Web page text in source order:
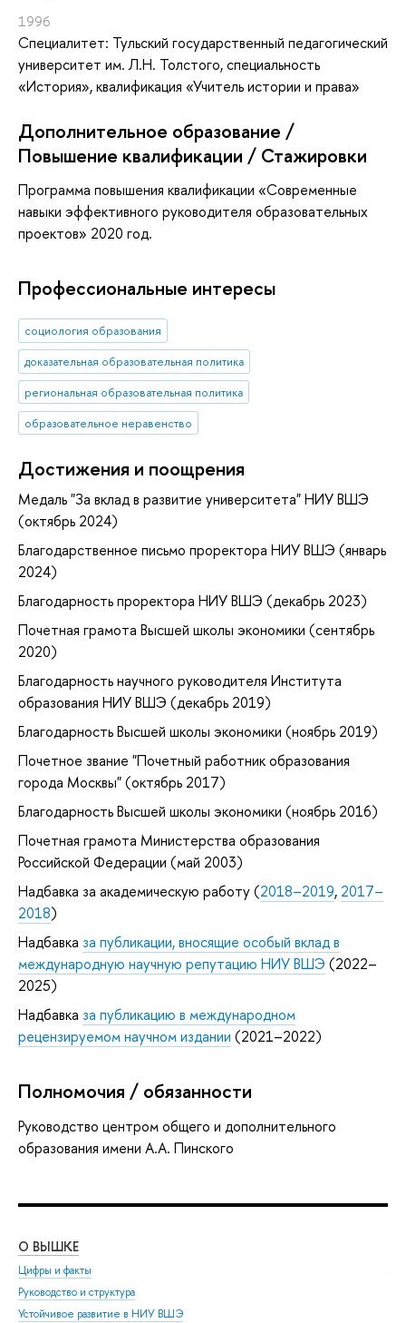
1996
Специалитет: Тульский государственный педагогический
университет им. Л.Н. Толстого, специальность
«История», квалификация «Учитель истории и права»
Дополнительное образование /
Повышение квалификации / Стажировки
Программа повышения квалификации «Современные
навыки эффективного руководителя образовательных
проектов» 2020 год.
Профессиональные интересы
социология образования
доказательная образовательная политика
региональная образовательная политика
образовательное неравенство
Достижения и поощрения
Медаль "За вклад в развитие университета" НИУ ВШЭ
(октябрь 2024)
Благодарственное письмо проректора НИУ ВШЭ (январь
2024)
Благодарность проректора НИУ ВШЭ (декабрь 2023)
Почетная грамота Высшей школы экономики (сентябрь
2020)
Благодарность научного руководителя Института
образования НИУ ВШЭ (декабрь 2019)
Благодарность Высшей школы экономики (ноябрь 2019)
Почетное звание "Почетный работник образования
города Москвы" (октябрь 2017)
Благодарность Высшей школы экономики (ноябрь 2016)
Почетная грамота Министерства образования
Российской Федерации (май 2003)
Надбавка за академическую работу (2018–2019, 2017–
2018)
Надбавка за публикации, вносящие особый вклад в
международную научную репутацию НИУ ВШЭ (2022–
2025)
Надбавка за публикацию в международном
рецензируемом научном издании (2021–2022)
Полномочия / обязанности
Руководство центром общего и дополнительного
образования имени А.А. Пинского
О ВЫШКЕ
Цифры и факты
Руководство и структура
Устойчивое развитие в НИУ ВШЭ